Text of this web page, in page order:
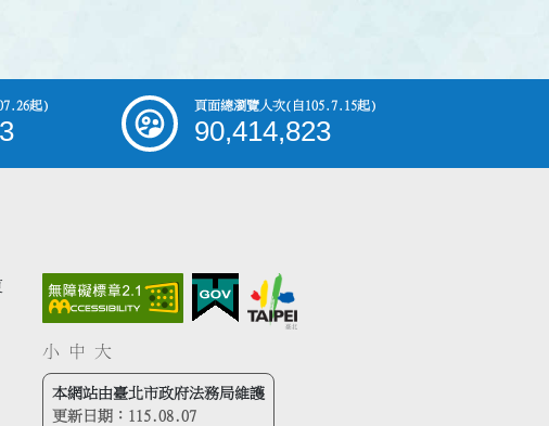
起) 頁面總瀏覽人次(自105.7.15起)
90,414,823
小 中 大
本網站由臺北市政府法務局維護
更新日期： 115.08.07